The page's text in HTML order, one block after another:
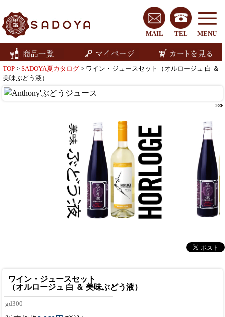
MENU
TEL
MAIL
TOP > SADOYA夏カタログ > ワイン・ジュースセット（オルロージュ 白 ＆
美味ぶどう液）
ワイン・ジュースセット
（オルロージュ 白 ＆ 美味ぶどう液）
gd300